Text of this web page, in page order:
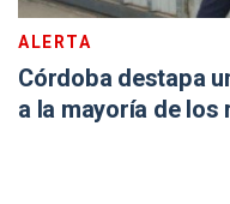
ALERTA
Córdoba destapa
a la mayoría de